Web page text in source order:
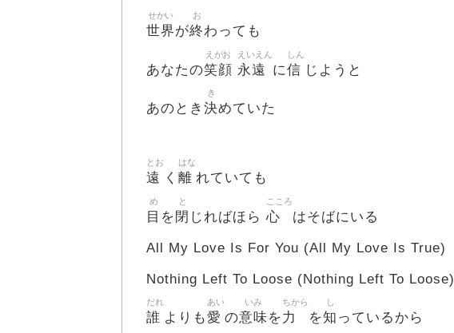
世界
せかい
が終
お
わっても
あなたの笑顔
えがお
永遠
えいえん
に信
しん
じようと
あのとき 決
き
めていた
遠
とお
く 離
はな
れていても
目
め
を 閉
と
じればほら 心
こころ
はそばにいる
All My Love Is For You (All My Love Is True)
Nothing Left To Loose (Nothing Left To Loose)
誰
だれ
よりも愛
あい
の意味
いみ
を力
ちから
を知
し
っているから